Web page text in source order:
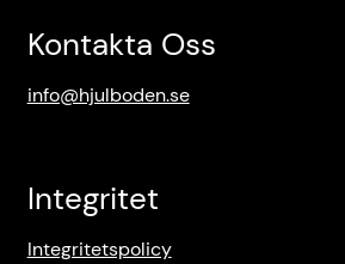
Kontakta Oss
info@hjulboden.se
Integritet
Integritetspolicy